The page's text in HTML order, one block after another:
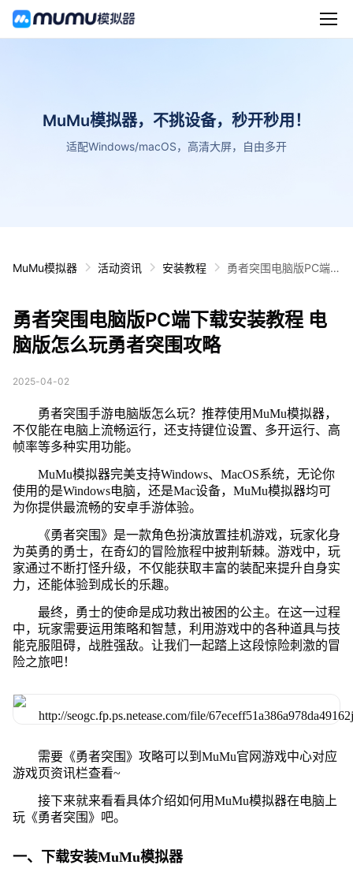
MuMu模拟器，不挑设备，秒开秒用！
适配Windows/macOS，高清大屏，自由多开
MuMu模拟器 活动资讯 安装教程
勇者突围电脑版PC端
勇者突围电脑版PC端下载安装教程 电
脑版怎么玩勇者突围攻略
2025-04-02
勇者突围手游电脑版怎么玩？推荐使用MuMu模拟器，
不仅能在电脑上流畅运行，还支持键位设置、多开运行、高
帧率等多种实用功能。
MuMu模拟器完美支持Windows、MacOS系统，无论你
使用的是Windows电脑，还是Mac设备，MuMu模拟器均可
为你提供最流畅的安卓手游体验。
《勇者突围》是一款角色扮演放置挂机游戏，玩家化身
为英勇的勇士，在奇幻的冒险旅程中披荆斩棘。游戏中，玩
家通过不断打怪升级，不仅能获取丰富的装配来提升自身实
力，还能体验到成长的乐趣。
最终，勇士的使命是成功救出被困的公主。在这一过程
中，玩家需要运用策略和智慧，利用游戏中的各种道具与技
能克服阻碍，战胜强敌。让我们一起踏上这段惊险刺激的冒
险之旅吧！
需要《勇者突围》攻略可以到MuMu官网游戏中心对应
游戏页资讯栏查看~
接下来就来看看具体介绍如何用MuMu模拟器在电脑上
玩《勇者突围》吧。
一、下载安装MuMu模拟器